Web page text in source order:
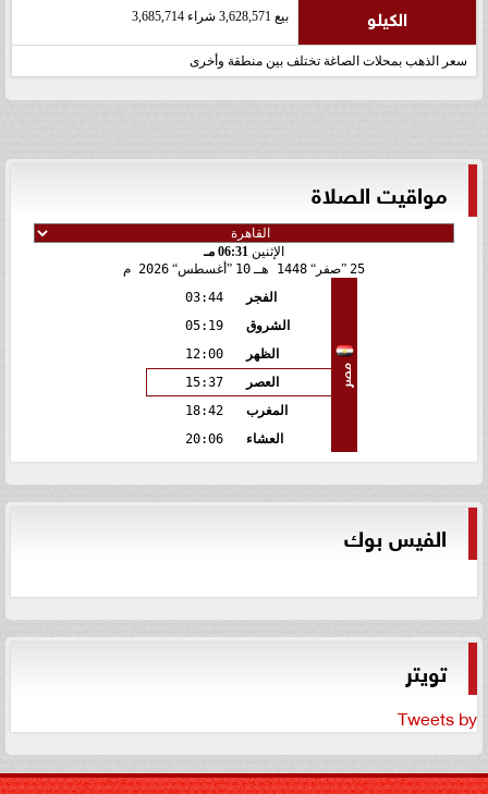
الكيلو بيع 3,628,571 شراء 3,685,714
سعر الذهب بمحلات الصاغة تختلف بين منطقة وأخرى
مواقيت الصلاة
الإثنين 06:31 مـ
25
صفر 1448 هـ 10 أغسطس 2026 م
مصر
الفجر
03:44
الشروق
05:19
الظهر
12:00
العصر
15:37
المغرب
18:42
العشاء
20:06
الفيس بوك
تويتر
Tweets by